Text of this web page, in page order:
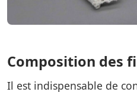
Composition des
Il est indispensable de